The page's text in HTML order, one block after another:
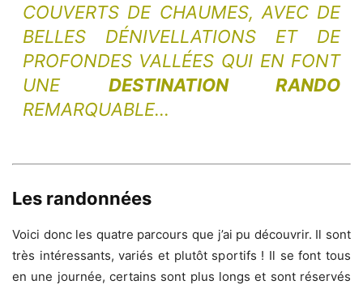
COUVERTS DE CHAUMES, AVEC DE
BELLES DÉNIVELLATIONS ET DE
PROFONDES VALLÉES QUI EN FONT
UNE DESTINATION RANDO
REMARQUABLE…
Les randonnées
Voici donc les quatre parcours que j’ai pu découvrir. Il sont
très intéressants, variés et plutôt sportifs ! Il se font tous
en une journée, certains sont plus longs et sont réservés